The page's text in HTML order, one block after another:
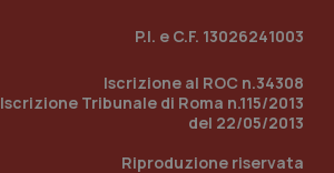
P.I. e C.F. 13026241003
Iscrizione al ROC n.34308
Iscrizione Tribunale di Roma n.115/2013
del 22/05/2013
Riproduzione riservata